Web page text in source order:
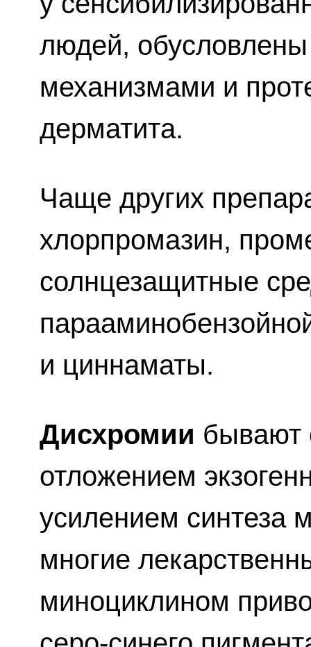
людей,
механизмами и
дерматита.
Чаще других
хлорпромазин,
солнцезащитные
и циннаматы.
Дисхромии бывают
отложением
усилением синтеза
многие
миноциклином